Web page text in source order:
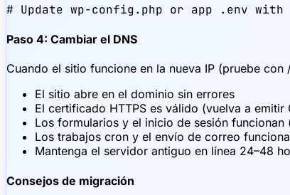
# Update wp-config.php or app .env
Paso 4: Cambiar el DNS
Cuando el sitio funcione en la nueva IP (pruebe
El sitio abre en el dominio sin errores
El certificado HTTPS es válido (vuelva a emitir
Los formularios y el inicio de sesión
Los trabajos cron y el envío de correo
Mantenga el servidor antiguo en línea 24–48
Consejos de migración